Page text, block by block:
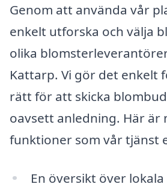
Genom att använda vår
enkelt utforska och välja
olika
Kattarp. Vi gör det enkelt
rätt för att skicka
oavsett anledning. Här är
funktioner som vår tjänst
En översikt över lokala